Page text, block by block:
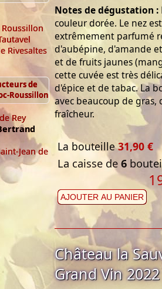
Rivesaltes
de
Roussillon
Rey
Jean de
Notes de dégustation :
couleur dorée. Le nez
extrêmement parfumé
d'aubépine, d'amande
et de fruits jaunes
cette cuvée est très
d'épice et de tabac. La
avec beaucoup de
fraîcheur.
La bouteille31,90 €
La caisse de 6
AJOUTER AU PANIER
Château la
Grand Vin